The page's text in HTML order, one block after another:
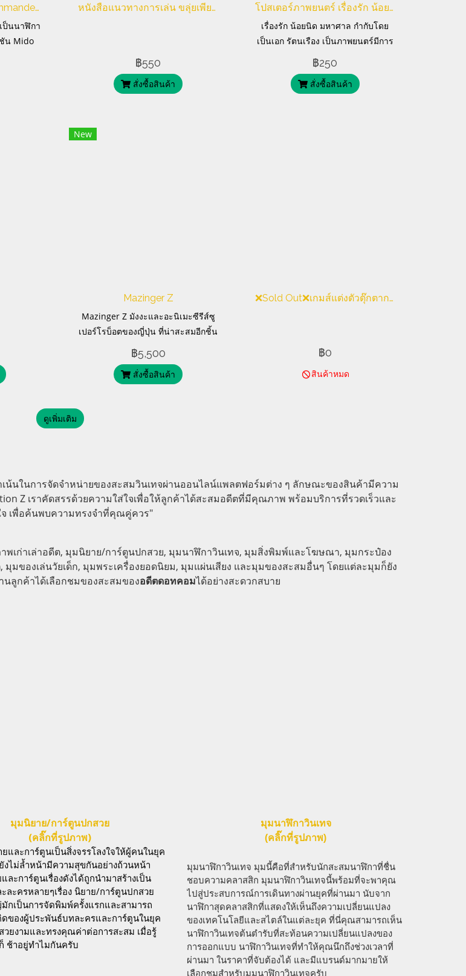
❌Sold Out❌ Mido commander 8679 cal 2837 chronometer
ป็นนาฬิกา
น Mido
ด้านการ
นาฬิกาส
หนังสือแนวทางการเล่น ขลุ่ยเพียงออ กับโน๊ตเพลงไทย
฿550
สั่งซื้อสินค้า
โปสเตอร์ภาพยนตร์ เรื่องรัก น้อยนิด มหาศาล
เรื่องรัก น้อยนิด มหาศาล กำกับโดย
เป็นเอก รัตนเรือง เป็นภาพยนตร์มีการ
ใช้ภาษาถึง 3 ภาษาได้แก่ ไทย ญี่ปุ่น
และอังกฤษ เข้าฉายเมื่อวันที่ 8
สิงหาคม พ.ศ. 2546 นำแสดงโดย ทา
฿250
สั่งซื้อสินค้า
New
Mazinger Z
Mazinger Z มังงะและอะนิเมะซีรีส์ซู
เปอร์โรบ็อตของญี่ปุ่น ที่น่าสะสมอีกชิ้น
฿5,500
สั่งซื้อสินค้า
❌Sold Out❌เกมส์แต่งตัวตุ๊กตากระดาษ #13
฿0
สินค้าหมด
ดูเพิ่มเติม
น้นในการจัดจำหน่ายของสะสมวินเทจผ่านออนไลน์แพลตฟอร์มต่าง ๆ ลักษณะของสินค้ามีความ
Z เราคัดสรรด้วยความใส่ใจเพื่อให้ลูกค้าได้สะสมอดีตที่มีคุณภาพ พร้อมบริการที่รวดเร็วและ
เพื่อค้นพบความทรงจำที่คุณคู่ควร"
พเก่าเล่าอดีต, มุมนิยาย/การ์ตูนปกสวย, มุมนาฬิกาวินเทจ, มุมสิ่งพิมพ์และโฆษณา, มุมกระป๋อง
ของเล่นวัยเด็ก, มุมพระเครื่องยอดนิยม, มุมแผ่นเสียง และมุมของสะสมอื่นๆ โดยแต่ละมุมก็ยัง
ลูกค้าได้เลือกชมของสะสมของอดีตดอทคอมได้อย่างสะดวกสบาย
มุมนิยาย/การ์ตูนปกสวย
(คลิ๊กที่รูปภาพ)
และการ์ตูนเป็นสิ่งจรรโลงใจให้ผู้คนในยุค
งไม่ล้ำหน้ามีความสุขกันอย่างถ้วนหน้า
ละการ์ตูนเรื่องดังได้ถูกนำมาสร้างเป็น
ละครหลายๆเรื่อง นิยาย/การ์ตูนปกสวย
กเป็นการจัดพิมพ์ครั้งแรกและสามารถ
ของผู้ประพันธ์บทละครและการ์ตูนในยุค
วยงามและทรงคุณค่าต่อการสะสม เมื่อรู้
ช้าอยู่ทำไมกันครับ
มุมนาฬิกาวินเทจ
(คลิ๊กที่รูปภาพ)
มุมนาฬิกาวินเทจ มุมนี้คือที่สำหรับนักสะสมนาฬิกาที่ชื่น
ชอบความคลาสสิก มุมนาฬิกาวินเทจนี้พร้อมที่จะพาคุณ
ไปสู่ประสบการณ์การเดินทางผ่านยุคที่ผ่านมา นับจาก
นาฬิกาสุดคลาสสิกที่แสดงให้เห็นถึงความเปลี่ยนแปลง
ของเทคโนโลยีและสไตล์ในแต่ละยุค ที่นี่คุณสามารถเห็น
นาฬิกาวินเทจต้นตำรับที่สะท้อนความเปลี่ยนแปลงของ
การออกแบบ นาฬิกาวินเทจที่ทำให้คุณนึกถึงช่วงเวลาที่
ผ่านมา ในราคาที่จับต้องได้ และมีแบรนด์มากมายให้
เลือกชมสำหรับมุมนาฬิกาวินเทจครับ